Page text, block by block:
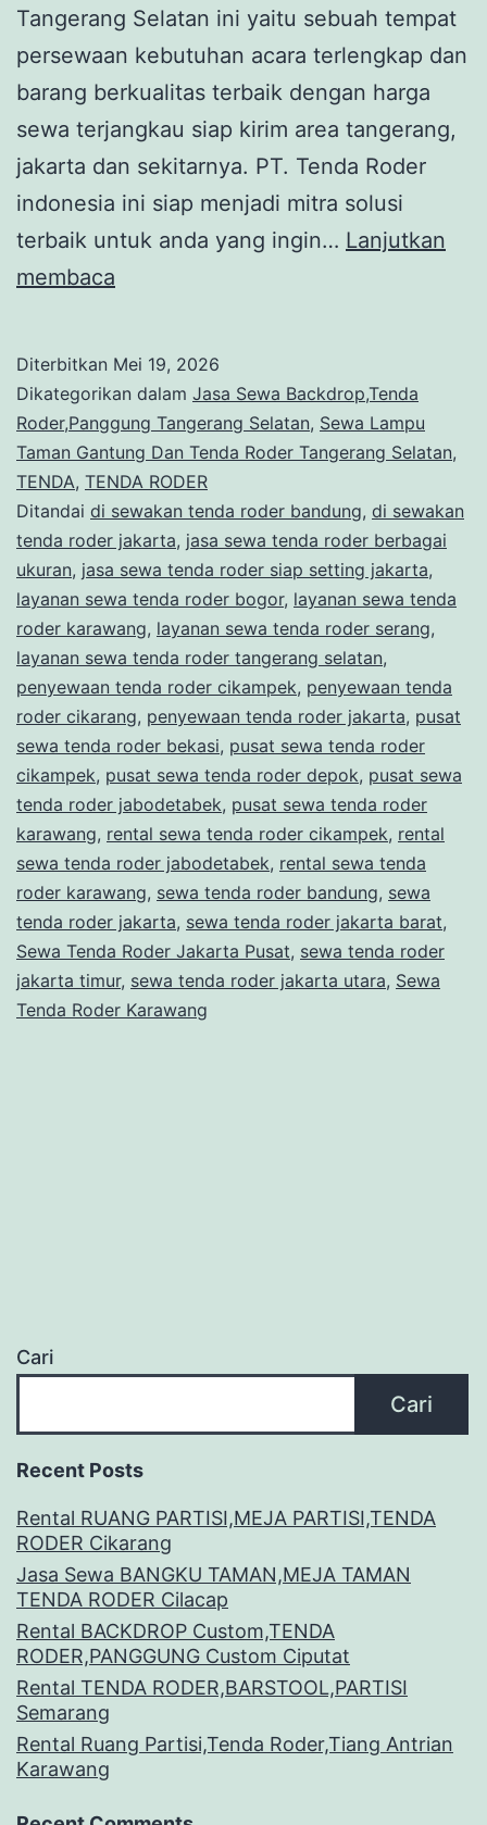
Tangerang Selatan ini yaitu sebuah tempat
persewaan kebutuhan acara terlengkap dan
barang berkualitas terbaik dengan harga
sewa terjangkau siap kirim area tangerang,
jakarta dan sekitarnya. PT. Tenda Roder
indonesia ini siap menjadi mitra solusi
terbaik untuk anda yang ingin… Lanjutkan
membaca
Gantung
Dan
Tenda
Roder
Tangerang
Selatan
Diterbitkan Mei 19, 2026
Dikategorikan dalam Jasa Sewa Backdrop,Tenda
Roder,Panggung Tangerang Selatan, Sewa Lampu
Taman Gantung Dan Tenda Roder Tangerang Selatan,
TENDA, TENDA RODER
Ditandai di sewakan tenda roder bandung, di sewakan
tenda roder jakarta, jasa sewa tenda roder berbagai
ukuran, jasa sewa tenda roder siap setting jakarta,
layanan sewa tenda roder bogor, layanan sewa tenda
roder karawang, layanan sewa tenda roder serang,
layanan sewa tenda roder tangerang selatan,
penyewaan tenda roder cikampek, penyewaan tenda
roder cikarang, penyewaan tenda roder jakarta, pusat
sewa tenda roder bekasi, pusat sewa tenda roder
cikampek, pusat sewa tenda roder depok, pusat sewa
tenda roder jabodetabek, pusat sewa tenda roder
karawang, rental sewa tenda roder cikampek, rental
sewa tenda roder jabodetabek, rental sewa tenda
roder karawang, sewa tenda roder bandung, sewa
tenda roder jakarta, sewa tenda roder jakarta barat,
Sewa Tenda Roder Jakarta Pusat, sewa tenda roder
jakarta timur, sewa tenda roder jakarta utara, Sewa
Tenda Roder Karawang
Cari
Cari
Recent Posts
Rental RUANG PARTISI,MEJA PARTISI,TENDA
RODER Cikarang
Jasa Sewa BANGKU TAMAN,MEJA TAMAN
TENDA RODER Cilacap
Rental BACKDROP Custom,TENDA
RODER,PANGGUNG Custom Ciputat
Rental TENDA RODER,BARSTOOL,PARTISI
Semarang
Rental Ruang Partisi,Tenda Roder,Tiang Antrian
Karawang